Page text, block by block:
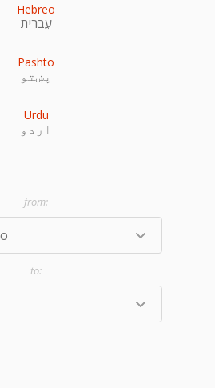
Hebreo
עִברִית
Pashto
پښتو
Urdu
اردو